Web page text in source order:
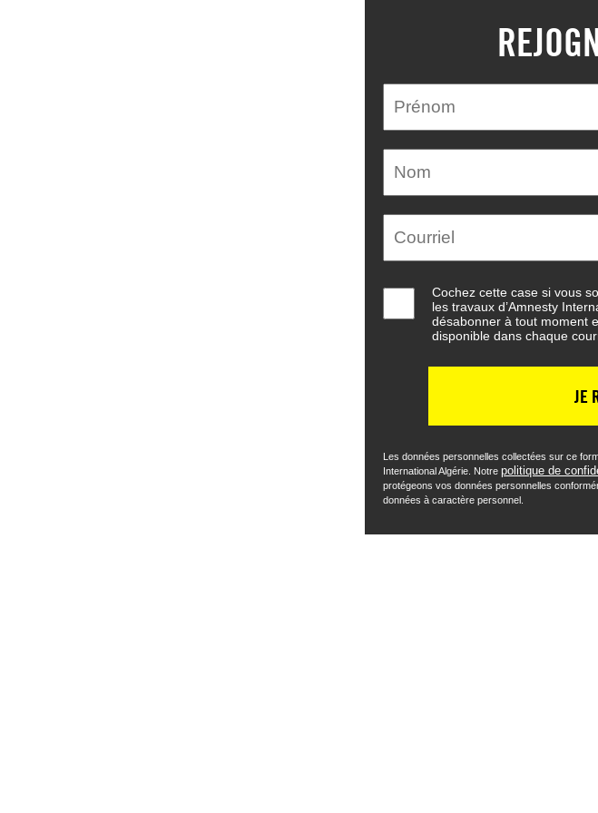
Cochez cette case si vous
les travaux d’Amnesty
désabonner à tout moment
disponible dans chaque
JE
Les données personnelles collectées sur ce
International Algérie Notre politique de
protégeons vos données personnelles
données à caractère personnel